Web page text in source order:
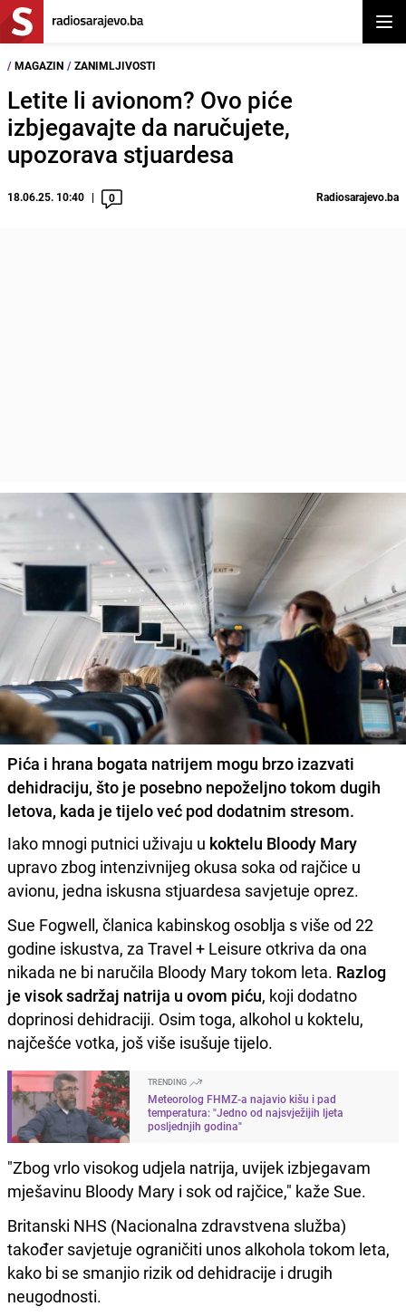
/ MAGAZIN / ZANIMLJIVOSTI
Letite li avionom? Ovo piće
izbjegavajte da naručujete,
upozorava stjuardesa
18.06.25. 10:40 0 Radiosarajevo.ba
Pića i hrana bogata natrijem mogu brzo izazvati
dehidraciju, što je posebno nepoželjno tokom dugih
letova, kada je tijelo već pod dodatnim stresom.
Iako mnogi putnici uživaju u koktelu Bloody Mary
upravo zbog intenzivnijeg okusa soka od rajčice u
avionu, jedna iskusna stjuardesa savjetuje oprez.
Sue Fogwell, članica kabinskog osoblja s više od 22
godine iskustva, za Travel + Leisure otkriva da ona
nikada ne bi naručila Bloody Mary tokom leta. Razlog
je visok sadržaj natrija u ovom piću, koji dodatno
doprinosi dehidraciji. Osim toga, alkohol u koktelu,
najčešće votka, još više isušuje tijelo.
TRENDING
Meteorolog FHMZ-a najavio kišu i pad
temperatura: "Jedno od najsvježijih ljeta
posljednjih godina"
"Zbog vrlo visokog udjela natrija, uvijek izbjegavam
mješavinu Bloody Mary i sok od rajčice," kaže Sue.
Britanski NHS (Nacionalna zdravstvena služba)
također savjetuje ograničiti unos alkohola tokom leta,
kako bi se smanjio rizik od dehidracije i drugih
neugodnosti.